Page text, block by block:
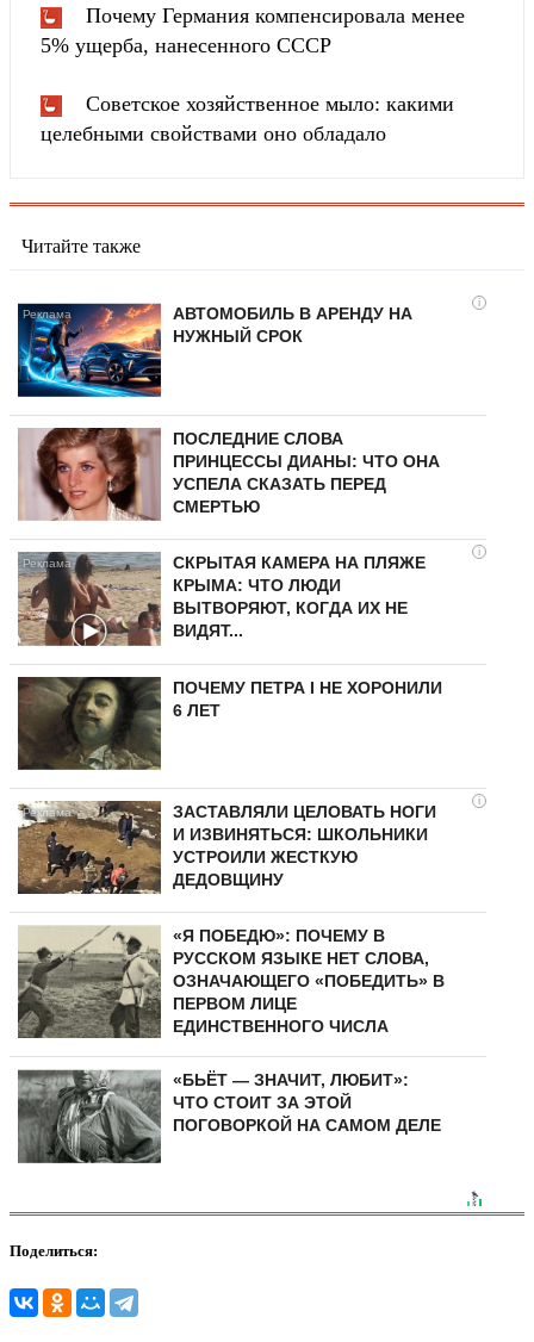
Почему Германия компенсировала менее
5% ущерба, нанесенного СССР
Советское хозяйственное мыло: какими
целебными свойствами оно обладало
Читайте также
i
АВТОМОБИЛЬ В АРЕНДУ НА
НУЖНЫЙ СРОК
ПОСЛЕДНИЕ СЛОВА
ПРИНЦЕССЫ ДИАНЫ: ЧТО ОНА
УСПЕЛА СКАЗАТЬ ПЕРЕД
СМЕРТЬЮ
i
СКРЫТАЯ КАМЕРА НА ПЛЯЖЕ
КРЫМА: ЧТО ЛЮДИ
ВЫТВОРЯЮТ, КОГДА ИХ НЕ
ВИДЯТ...
ПОЧЕМУ ПЕТРА I НЕ ХОРОНИЛИ
6 ЛЕТ
i
ЗАСТАВЛЯЛИ ЦЕЛОВАТЬ НОГИ
И ИЗВИНЯТЬСЯ: ШКОЛЬНИКИ
УСТРОИЛИ ЖЕСТКУЮ
ДЕДОВЩИНУ
«Я ПОБЕДЮ»: ПОЧЕМУ В
РУССКОМ ЯЗЫКЕ НЕТ СЛОВА,
ОЗНАЧАЮЩЕГО «ПОБЕДИТЬ» В
ПЕРВОМ ЛИЦЕ
ЕДИНСТВЕННОГО ЧИСЛА
«БЬЁТ — ЗНАЧИТ, ЛЮБИТ»:
ЧТО СТОИТ ЗА ЭТОЙ
ПОГОВОРКОЙ НА САМОМ ДЕЛЕ
Поделиться: